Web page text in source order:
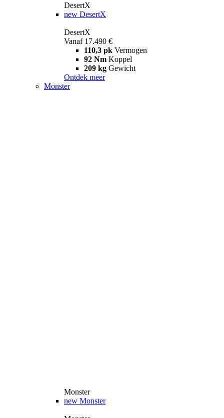
DesertX
new DesertX
DesertX
Vanaf 17.490 €
110,3 pk Vermogen
92 Nm Koppel
209 kg Gewicht
Ontdek meer
Monster
Monster
new Monster